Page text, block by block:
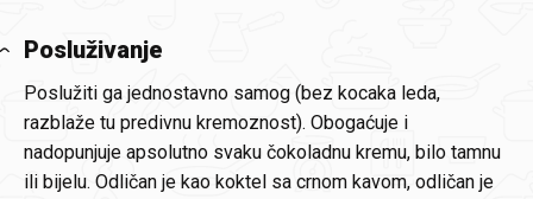
Posluživanje
Poslužiti ga jednostavno samog (bez kocaka leda,
razblaže tu predivnu kremoznost). Obogaćuje i
nadopunjuje apsolutno svaku čokoladnu kremu, bilo tamnu
ili bijelu. Odličan je kao koktel sa crnom kavom, odličan je